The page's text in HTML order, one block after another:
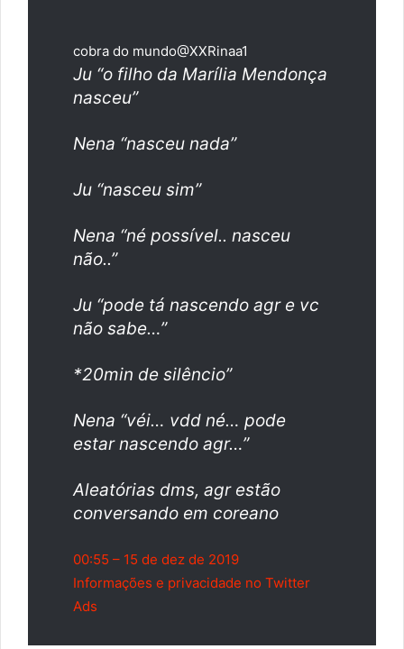
cobra do mundo@XXRinaa1
Ju “o filho da Marília Mendonça
nasceu”
Nena “nasceu nada”
Ju “nasceu sim”
Nena “né possível.. nasceu
não..”
Ju “pode tá nascendo agr e vc
não sabe…”
*20min de silêncio”
Nena “véi… vdd né… pode
estar nascendo agr…”
Aleatórias dms, agr estão
conversando em coreano
00:55 – 15 de dez de 2019
Informações e privacidade no Twitter
Ads